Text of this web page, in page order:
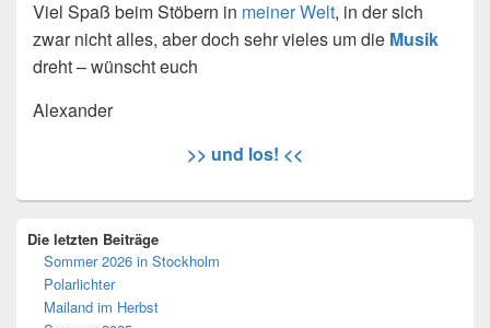
Viel Spaß beim Stöbern in meiner Welt, in der sich
zwar nicht alles, aber doch sehr vieles um die Musik
dreht – wünscht euch
Alexander
>> und los! <<
Seitenleisten-
Widgetbereich
Die letzten Beiträge
Sommer 2026 in Stockholm
Polarlichter
Mailand im Herbst